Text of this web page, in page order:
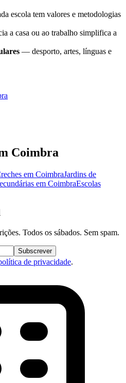
escola tem valores e metodologias
a casa ou ao trabalho simplifica a
— desporto, artes, línguas e
Coimbra
em CoimbraJardins de
em CoimbraEscolas
Todos os sábados. Sem spam.
Subscrever
de privacidade.